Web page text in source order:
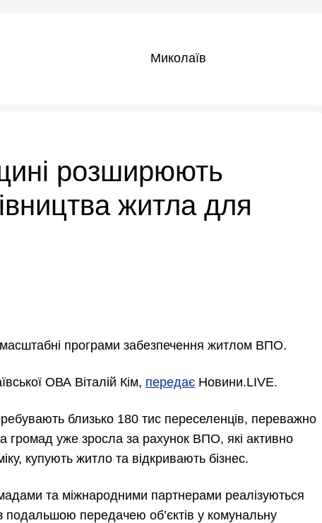
Миколаїв
розширюють
житла для
програми забезпечення житлом ВПО.
ОВА Віталій Кім, передає Новини.LIVE.
близько 180 тис переселенців, переважно
громад уже зросла за рахунок ВПО, які активно
купують житло та відкривають бізнес.
та міжнародними партнерами реалізуються
подальшою передачею об’єктів у комунальну